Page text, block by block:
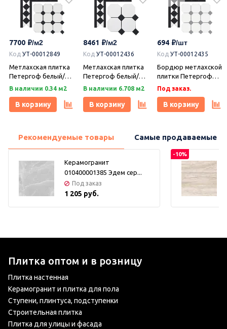
7700
Код УТ-00012849
Метлахская плитка
Петергоф белый/
черный (001/013)
(Керамарк)
В наличии 0.34 м2
В корзину
8461
Код УТ-00012436
Метлахская плитка
Петергоф белый/
черный (001/013)
(Керамарк)
В наличии 6.708 м2
В корзину
694
Код УТ-00012435
Бордюр метлахской
плитки Петергоф
белый/черный
(001/013) 30,9х15,8,
Keramark (Керамарк)
Под заказ.
В корзину
Рекомендуемые товары Самые продаваемые
Керамогранит
010400001385 Эдем сер...
Под заказ
1 205 руб.
-10%
Плитка оптом и в розницу
Плитка настенная
Керамогранит и плитка для пола
Ступени, плинтуса, подступенки
Строительная плитка
Плитка для улицы и фасада